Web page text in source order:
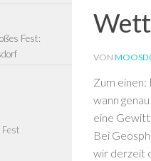
VON
Zum
wann
eine
Bei
wir derzeit
Fest: